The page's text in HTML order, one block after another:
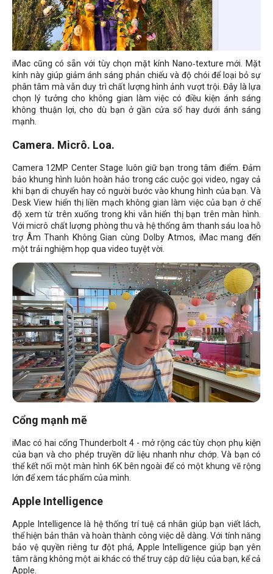
iMac cũng có sẵn với tùy chọn mặt kính Nano‑texture mới. Mặt
kính này giúp giảm ánh sáng phản chiếu và độ chói để loại bỏ sự
phân tâm mà vẫn duy trì chất lượng hình ảnh vượt trội. Đây là lựa
chọn lý tưởng cho không gian làm việc có điều kiện ánh sáng
không thuận lợi, cho dù bạn ở gần cửa sổ hay dưới ánh sáng
mạnh.
Camera. Micrô. Loa.
Camera 12MP Center Stage luôn giữ bạn trong tâm điểm. Đảm
bảo khung hình luôn hoàn hảo trong các cuộc gọi video, ngay cả
khi bạn di chuyển hay có người bước vào khung hình của bạn. Và
Desk View hiển thị liền mạch không gian làm việc của bạn ở chế
độ xem từ trên xuống trong khi vẫn hiển thị bạn trên màn hình.
Với micrô chất lượng phòng thu và hệ thống âm thanh sáu loa hỗ
trợ Âm Thanh Không Gian cùng Dolby Atmos, iMac mang đến
một trải nghiệm họp qua video tuyệt vời.
Cổng mạnh mẽ
iMac có hai cổng Thunderbolt 4 - mở rộng các tùy chọn phụ kiện
của bạn và cho phép truyền dữ liệu nhanh như chớp. Và bạn có
thể kết nối một màn hình 6K bên ngoài để có một khung vẽ rộng
lớn để xem tác phẩm của mình.
Apple Intelligence
Apple Intelligence là hệ thống trí tuệ cá nhân giúp bạn viết lách,
thể hiện bản thân và hoàn thành công việc dễ dàng. Với tính năng
bảo vệ quyền riêng tư đột phá, Apple Intelligence giúp bạn yên
tâm rằng không một ai khác có thể truy cập dữ liệu của bạn, kể cả
Apple.